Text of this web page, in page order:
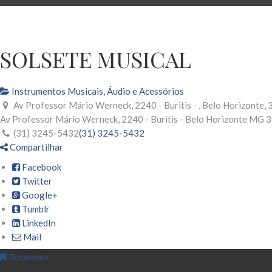
SOLSETE MUSICAL
Instrumentos Musicais, Áudio e Acessórios
Av Professor Mário Werneck, 2240 - Buritis - , Belo Horizonte,
Av Professor Mário Werneck, 2240 - Buritis - Belo Horizonte MG
(31) 3245-5432(31) 3245-5432
Compartilhar
Facebook
Twitter
Google+
Tumblr
LinkedIn
Mail
Bookmark